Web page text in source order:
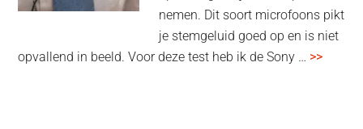
nemen. Dit soort microfoons pikt
je stemgeluid goed op en is niet
opvallend in beeld. Voor deze test heb ik de Sony … >>